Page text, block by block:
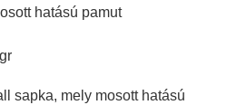
hatású pamut
sapka, mely mosott hatású